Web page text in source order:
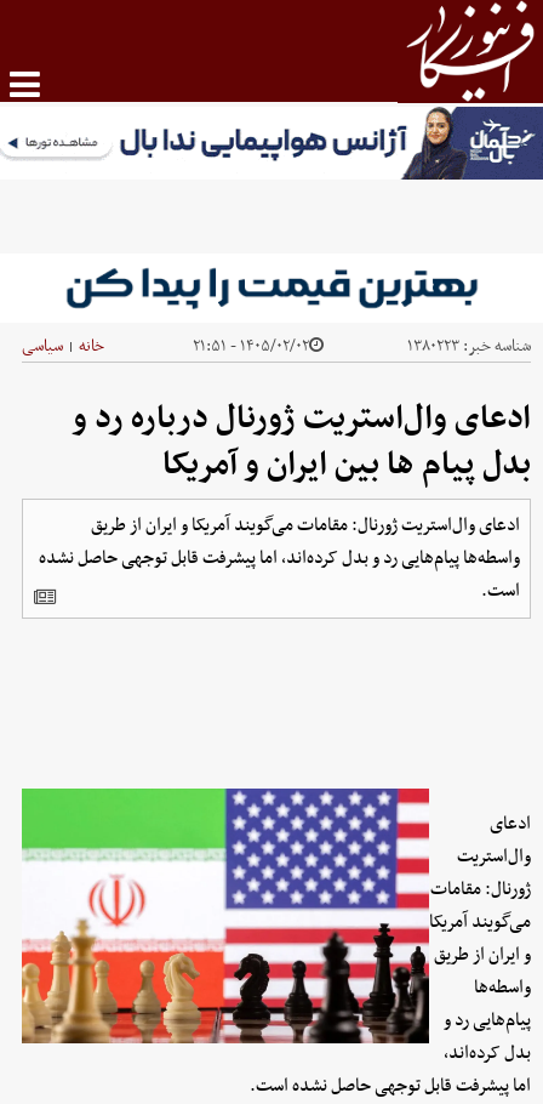
شناسه خبر:۱۳۸۰۲۲۳ ۱۴۰۵/۰۲/۰۲ - ۲۱:۵۱ خانه | سیاسی
ادعای وال‌استریت ژورنال درباره رد و
بدل پیام ها بین ایران و آمریکا
ادعای وال‌استریت ژورنال: مقامات می‌گویند آمریکا و ایران از طریق
واسطه‌ها پیام‌هایی رد و بدل کرده‌اند، اما پیشرفت قابل توجهی حاصل نشده
است.
ادعای
وال‌استریت
ژورنال: مقامات
می‌گویند آمریکا
و ایران از طریق
واسطه‌ها
پیام‌هایی رد و
بدل کرده‌اند،
اما پیشرفت قابل توجهی حاصل نشده است.